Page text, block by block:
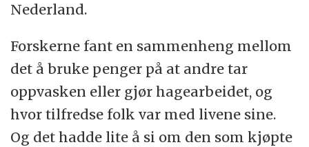
Nederland.
Forskerne fant en sammenheng mellom
det å bruke penger på at andre tar
oppvasken eller gjør hagearbeidet, og
hvor tilfredse folk var med livene sine.
Og det hadde lite å si om den som kjøpte